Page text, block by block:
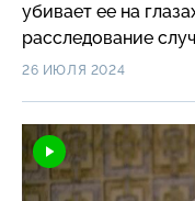
убивает ее на
расследование
о самоубийстве
26 ИЮЛЯ 2024